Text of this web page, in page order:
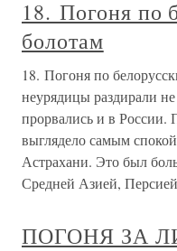
18. Погоня по
болотам
18. Погоня по
неурядицы раздирали
прорвались и в России.
выглядело самым
Астрахани. Это был
Средней Азией,
ПОГОНЯ ЗА